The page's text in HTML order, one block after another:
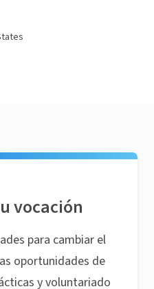
vocación
para cambiar el
oportunidades de
y voluntariado